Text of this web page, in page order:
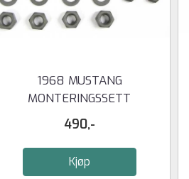
1968 MUSTANG
MONTERINGSSETT
STØTFANGER FRONT
490,-
Kjøp